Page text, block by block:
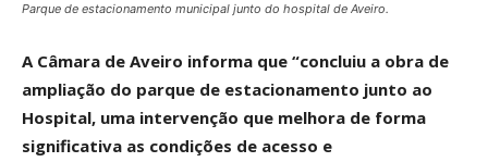
Parque de estacionamento municipal junto do hospital de Aveiro.
A Câmara de Aveiro informa que “concluiu a obra de
ampliação do parque de estacionamento junto ao
Hospital, uma intervenção que melhora de forma
significativa as condições de acesso e